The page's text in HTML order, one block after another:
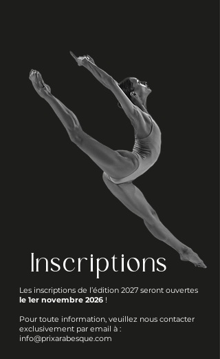
Inscriptions
Les inscriptions de l’édition 2027 seront ouvertes
le 1er novembre 2026 !
Pour toute information, veuillez nous contacter
exclusivement par email à :
info@prixarabesque.com